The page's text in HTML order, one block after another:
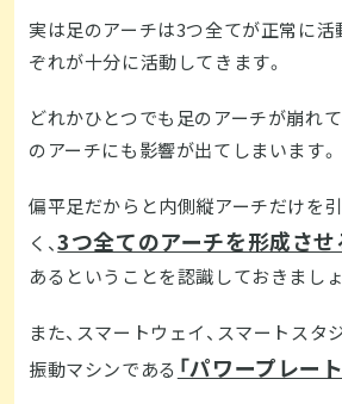
実は足のアーチは3つ全てが正常に
ぞれが十分に活動してきます。
どれかひとつでも足のアーチが崩れ
のアーチにも影響が出てしまいます。
偏平足だからと内側縦アーチだけを
く、3つ全てのアーチを形成さ
あるということを認識しておきましょ
また、スマートウェイ、スマートスタ
振動マシンである 「パワープレート